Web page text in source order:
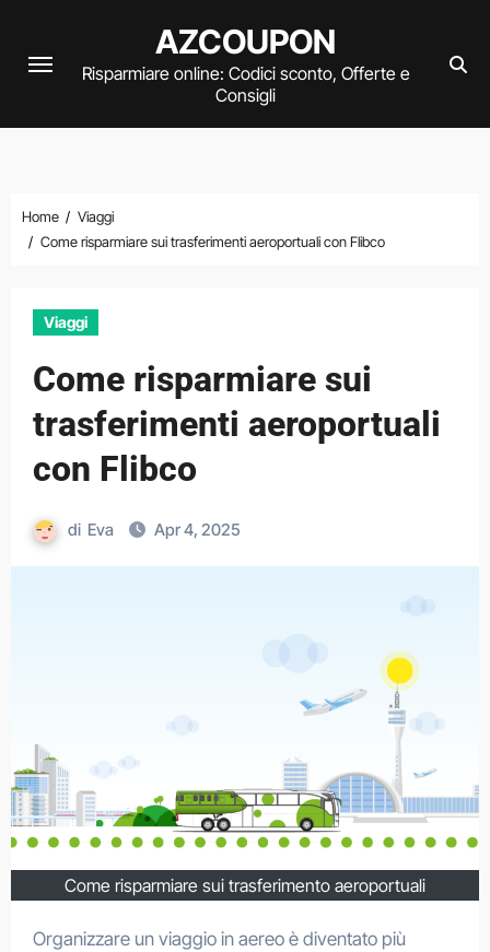
contenuto
AZCOUPON
Risparmiare online: Codici sconto, Offerte e
Consigli
Home
Viaggi
Come risparmiare sui trasferimenti aeroportuali con Flibco
Viaggi
Come risparmiare sui
trasferimenti aeroportuali
con Flibco
di Eva Apr 4, 2025
Come risparmiare sui trasferimento aeroportuali
Organizzare un viaggio in aereo è diventato più